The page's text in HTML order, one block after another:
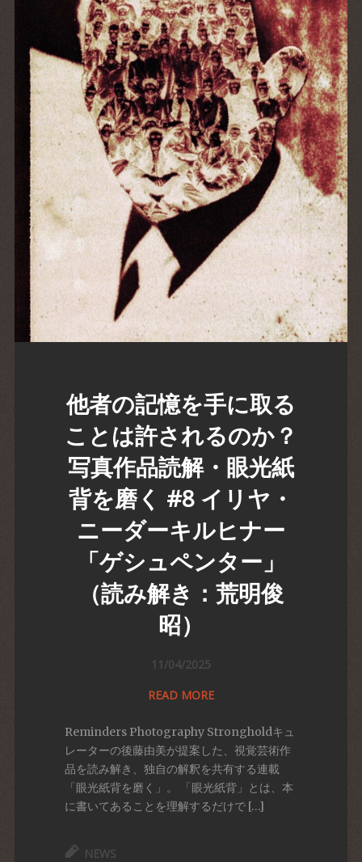
他者の記憶を手に取る
ことは許されるのか？
写真作品読解・眼光紙
背を磨く #8 イリヤ・
ニーダーキルヒナー
「ゲシュペンター」
（読み解き：荒明俊
昭）
11/04/2025
READ MORE
Reminders Photography Strongholdキュ
レーターの後藤由美が提案した、視覚芸術作
品を読み解き、独自の解釈を共有する連載
「眼光紙背を磨く」。 「眼光紙背」とは、本
に書いてあることを理解するだけで […]
NEWS